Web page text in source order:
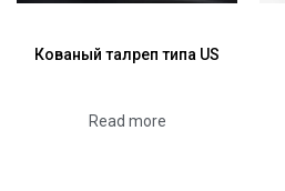
Кованый талреп типа US
Read more